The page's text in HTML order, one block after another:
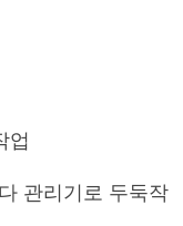
업
관리기로 두둑작